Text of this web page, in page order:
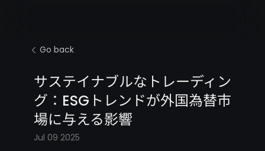
Go back
サステイナブルなトレーディン
グ：ESGトレンドが外国為替市
場に与える影響
Jul 09 2025